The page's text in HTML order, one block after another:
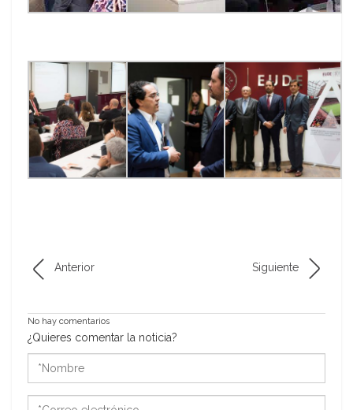
Anterior Siguiente
No hay comentarios
¿Quieres comentar la noticia?
*Nombre
*Correo